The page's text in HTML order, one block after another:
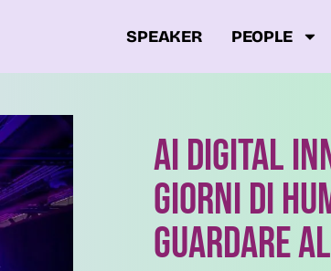
SPEAKER PEOPLE
AI DIGITAL
GIORNI DI
GUARDARE